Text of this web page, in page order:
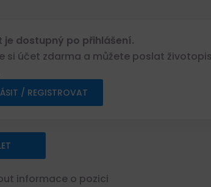
je dostupný po přihlášení.
si účet zdarma a můžete poslat
/ REGISTROVAT
informace o pozici